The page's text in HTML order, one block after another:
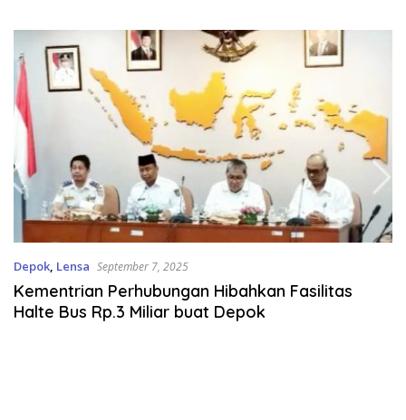
Keadilan Rakyat
Depok, Lensa September 7, 2025
Kementrian Perhubungan Hibahkan Fasilitas
Halte Bus Rp.3 Miliar buat Depok